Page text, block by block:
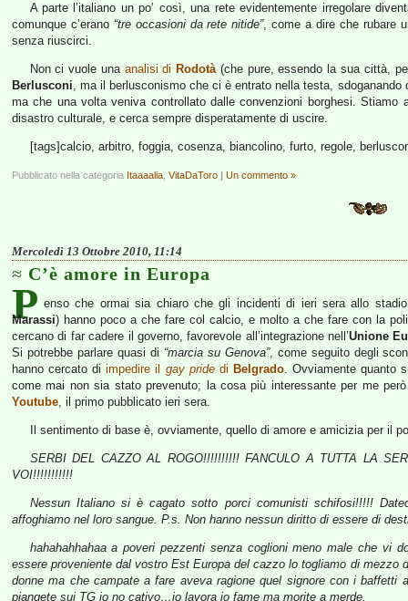
A parte l’italiano un po’ così, una rete evidentemente irregolare
comunque c’erano “tre occasioni da rete nitide”, come a dire che rubare
senza riuscirci.
Non ci vuole una analisi di Rodotà(che pure, essendo la sua città,
Berlusconi, ma il berlusconismo che ci è entrato nella testa,
ma che una volta veniva controllato dalle convenzioni borghesi.
disastro culturale, e cerca sempre disperatamente di uscire.
[tags]calcio, arbitro, foggia, cosenza, biancolino, furto, regole,
Pubblicato nella categoria Itaaaalia VitaDaToro | Un commento »
Mercoledì 13 Ottobre 2010, 11:14
C’è amore in Europa
P enso che ormai sia chiaro che gli incidenti di ieri sera allo
Marassi) hanno poco a che fare col calcio, e molto a che fare con la
cercano di far cadere il governo, favorevole all’integrazione nell’Unione
Si potrebbe parlare quasi di “marcia su Genova”, come seguito degli
hanno cercato diimpedire il gay pridedi Belgrado. Ovviamente quanto
come mai non sia stato prevenuto; la cosa più interessante per me
Youtube, il primo pubblicato ieri sera.
Il sentimento di base è, ovviamente, quello di amore e amicizia per il
SERBI DEL CAZZO AL ROGO!!!!!!!!!! FANCULO A TUTTA LA
VOI!!!!!!!!!!!
Nessun Italiano si è cagato sotto porci comunisti schifosi!!!!!
affoghiamo nel loro sangue. P.s. Non hanno nessun diritto di essere di
hahahahhahaa a poveri pezzenti senza coglioni meno male che vi
essere proveniente dal vostro Est Europa del cazzo lo togliamo di
donne ma che campate a fare aveva ragione quel signore con i
piangete sui TG io no cativo…io lavora io fame ma morite a merde.